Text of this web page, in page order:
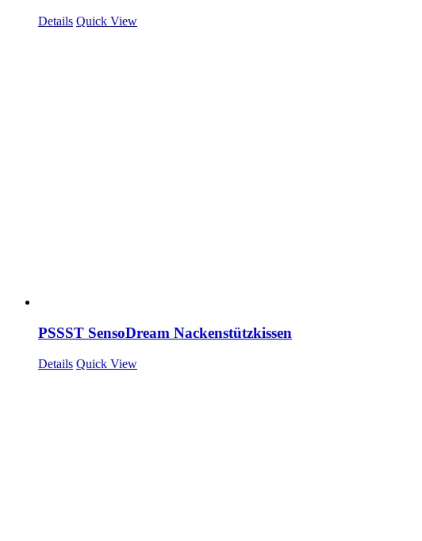
Details Quick View
PSSST SensoDream Nackenstützkissen
Details Quick View